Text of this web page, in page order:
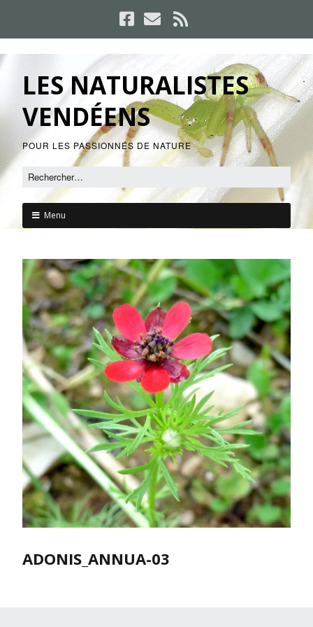
LES NATURALISTES
VENDÉENS
POUR LES PASSIONNÉS DE NATURE
Menu
ADONIS_ANNUA-03